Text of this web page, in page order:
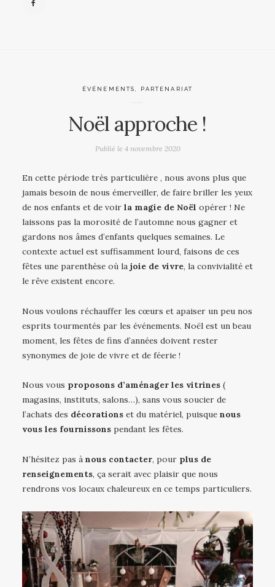
ÉVÉNEMENTS PARTENARIAT
Noël approche !
Publié le 4 novembre 2020
En cette période très particulière , nous avons plus que
jamais besoin de nous émerveiller, de faire briller les yeux
de nos enfants et de voir la magie de Noël opérer ! Ne
laissons pas la morosité de l’automne nous gagner et
gardons nos âmes d’enfants quelques semaines. Le
contexte actuel est suffisamment lourd, faisons de ces
fêtes une parenthèse où la joie de vivre, la convivialité et
le rêve existent encore.
Nous voulons réchauffer les cœurs et apaiser un peu nos
esprits tourmentés par les événements. Noël est un beau
moment, les fêtes de fins d’années doivent rester
synonymes de joie de vivre et de féerie !
Nous vous proposons d’aménager les vitrines (
magasins, instituts, salons…), sans vous soucier de
l’achats des décorations et du matériel, puisque nous
vous les fournissons pendant les fêtes.
N’hésitez pas à nous contacter, pour plus de
renseignements, ça serait avec plaisir que nous
rendrons vos locaux chaleureux en ce temps particuliers.